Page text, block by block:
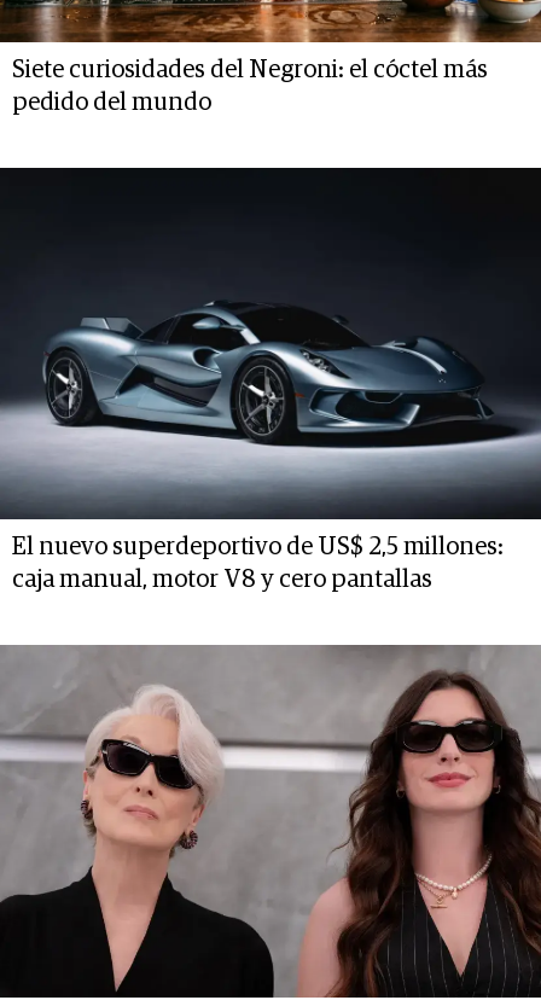
Siete curiosidades del Negroni: el cóctel más
pedido del mundo
El nuevo superdeportivo de US$ 2,5 millones:
caja manual, motor V8 y cero pantallas